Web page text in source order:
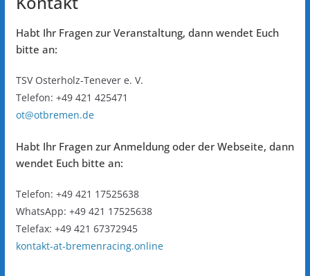
Habt Ihr Fragen zur Veranstaltung, dann wendet Euch
bitte an:
TSV Osterholz-Tenever e. V.
Telefon: +49 421 425471
ot@otbremen.de
Habt Ihr Fragen zur Anmeldung oder der Webseite, dann
wendet Euch bitte an:
Telefon: +49 421 17525638
WhatsApp: +49 421 17525638
Telefax: +49 421 67372945
kontakt-at-bremenracing.online